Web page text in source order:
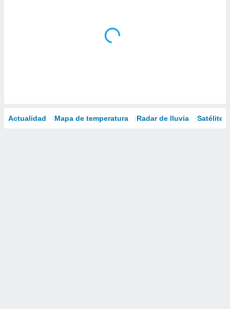
Actualidad Mapa de temperatura Radar de lluvia Satélites